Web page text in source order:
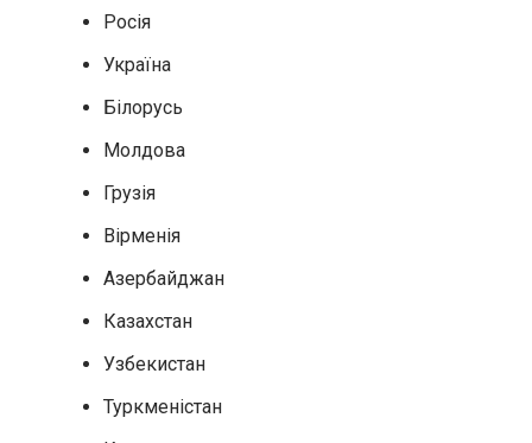
Росія
Україна
Білорусь
Молдова
Грузія
Вірменія
Азербайджан
Казахстан
Узбекистан
Туркменістан